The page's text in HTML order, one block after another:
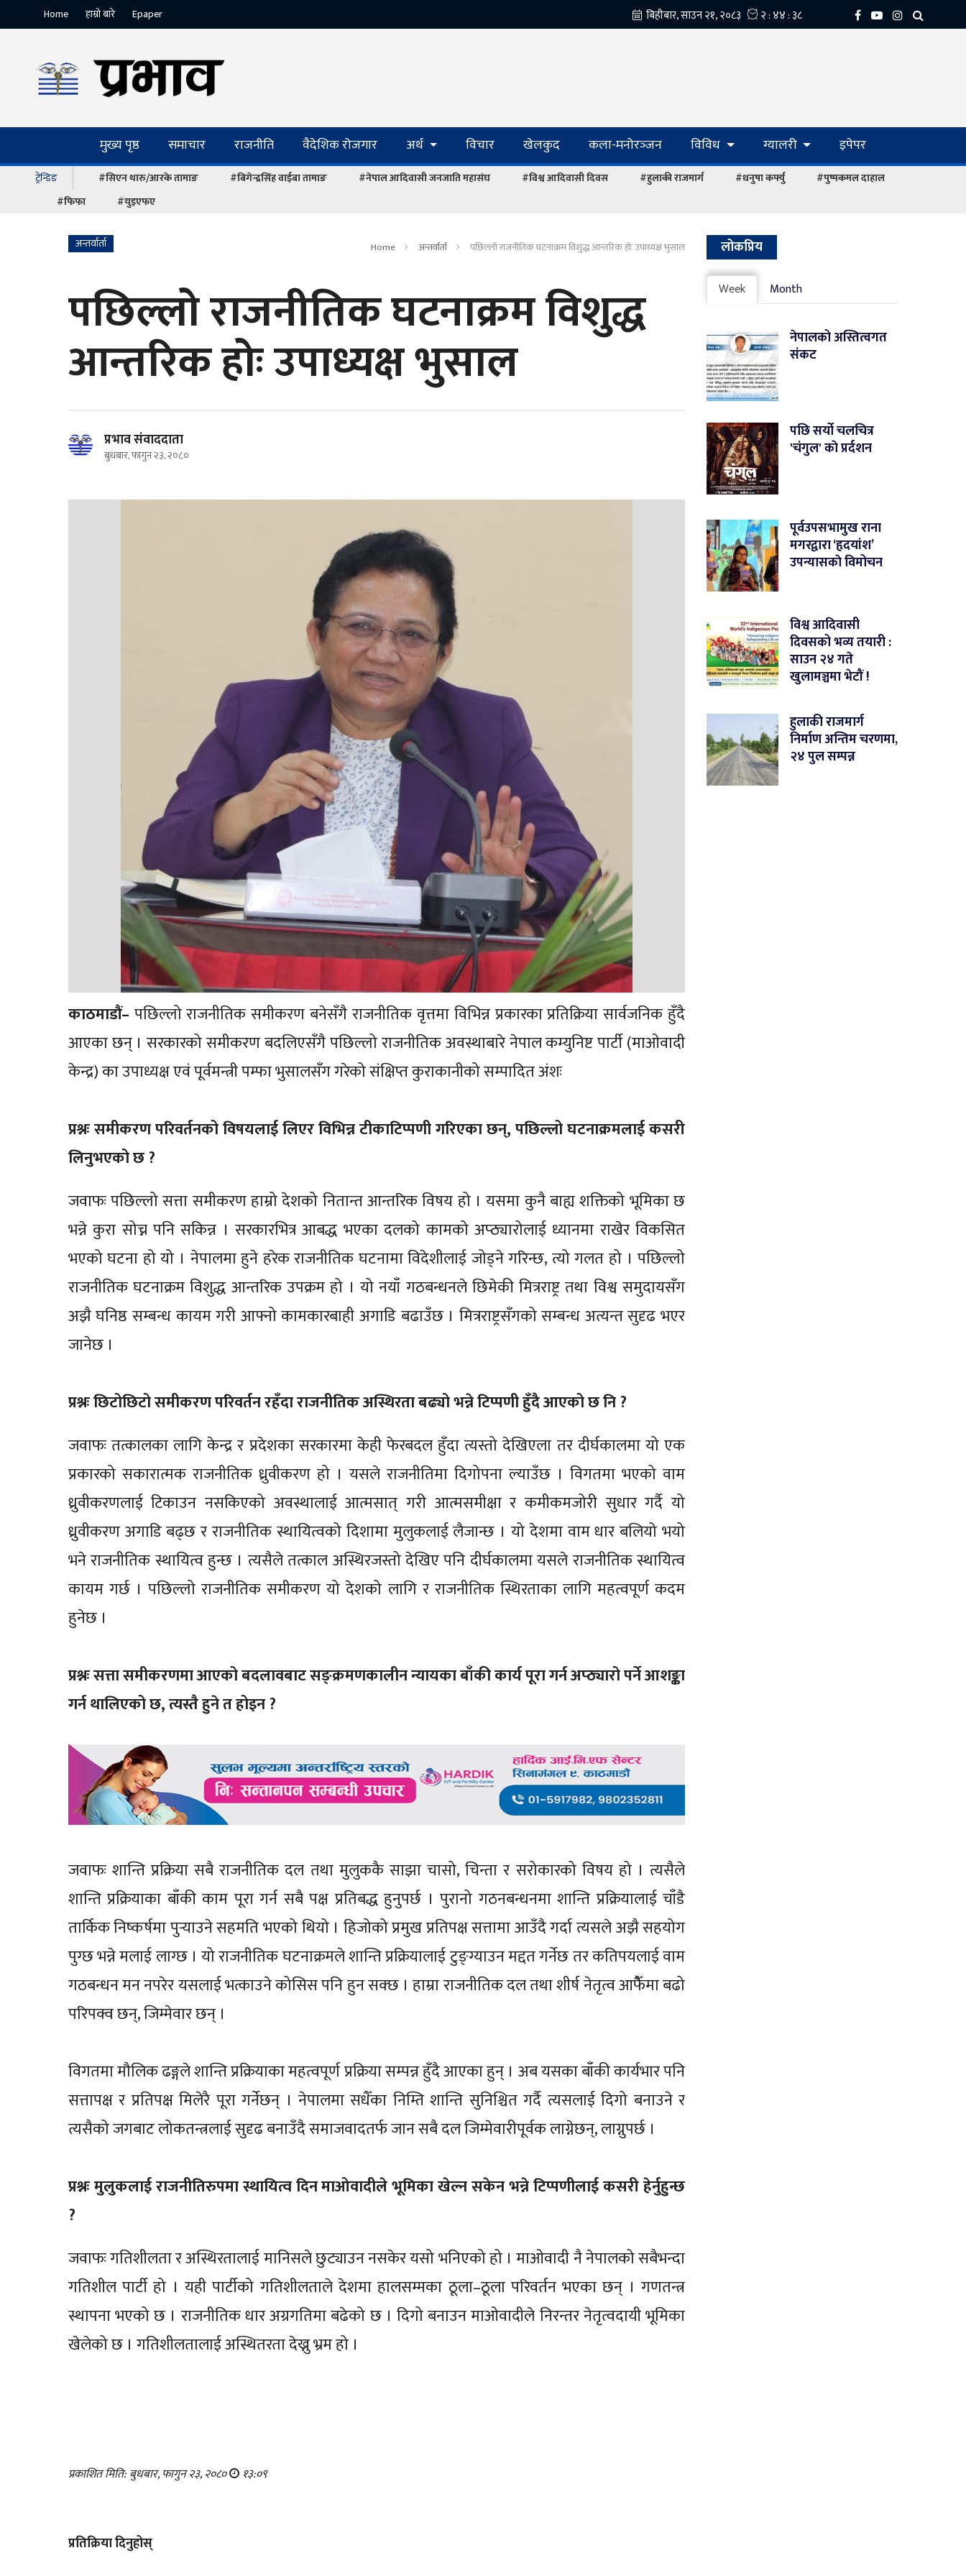
Home हाम्रो बारे Epaper
मुख्य पृष्ठ समाचार राजनीति वैदेशिक रोजगार अर्थ विचार खेलकुद कला-मनोरञ्‍जन विविध ग्यालरी इपेपर
ट्रेन्डिङ #सिएन थारु/आरके तामाङ #बिगेन्द्रसिंह वाईबा तामाङ #नेपाल आदिवासी जनजाति महासंघ #विश्व आदिवासी दिवस #हुलाकी राजमार्ग #धनुषा कर्फ्यु
#पुष्पकमल दाहाल
#फिफा
#युइएफए
अन्तर्वार्ता Home अन्तर्वार्ता पछिल्लो राजनीतिक घटनाक्रम विशुद्ध आन्तरिक होः उपाध्यक्ष भुसाल
पछिल्लो राजनीतिक घटनाक्रम विशुद्ध
आन्तरिक होः उपाध्यक्ष भुसाल
प्रभाव संवाददाता
बुधबार, फागुन २३, २०८०
काठमाडौं– पछिल्लो राजनीतिक समीकरण बनेसँगै राजनीतिक वृत्तमा विभिन्न प्रकारका प्रतिक्रिया सार्वजनिक हुँदै
आएका छन् । सरकारको समीकरण बदलिएसँगै पछिल्लो राजनीतिक अवस्थाबारे नेपाल कम्युनिष्ट पार्टी (माओवादी
केन्द्र) का उपाध्यक्ष एवं पूर्वमन्त्री पम्फा भुसालसँग गरेको संक्षिप्त कुराकानीको सम्पादित अंशः
प्रश्नः समीकरण परिवर्तनको विषयलाई लिएर विभिन्न टीकाटिप्पणी गरिएका छन्, पछिल्लो घटनाक्रमलाई कसरी
लिनुभएको छ ?
जवाफः पछिल्लो सत्ता समीकरण हाम्रो देशको नितान्त आन्तरिक विषय हो । यसमा कुनै बाह्य शक्तिको भूमिका छ
भन्ने कुरा सोच्न पनि सकिन्न । सरकारभित्र आबद्ध भएका दलको कामको अप्ठ्यारोलाई ध्यानमा राखेर विकसित
भएको घटना हो यो । नेपालमा हुने हरेक राजनीतिक घटनामा विदेशीलाई जोड्ने गरिन्छ, त्यो गलत हो । पछिल्लो
राजनीतिक घटनाक्रम विशुद्ध आन्तरिक उपक्रम हो । यो नयाँ गठबन्धनले छिमेकी मित्रराष्ट्र तथा विश्व समुदायसँग
अझै घनिष्ठ सम्बन्ध कायम गरी आफ्नो कामकारबाही अगाडि बढाउँछ । मित्रराष्ट्रसँगको सम्बन्ध अत्यन्त सुदृढ भएर
जानेछ ।
प्रश्नः छिटोछिटो समीकरण परिवर्तन रहँदा राजनीतिक अस्थिरता बढ्यो भन्ने टिप्पणी हुँदै आएको छ नि ?
जवाफः तत्कालका लागि केन्द्र र प्रदेशका सरकारमा केही फेरबदल हुँदा त्यस्तो देखिएला तर दीर्घकालमा यो एक
प्रकारको सकारात्मक राजनीतिक ध्रुवीकरण हो । यसले राजनीतिमा दिगोपना ल्याउँछ । विगतमा भएको वाम
ध्रुवीकरणलाई टिकाउन नसकिएको अवस्थालाई आत्मसात् गरी आत्मसमीक्षा र कमीकमजोरी सुधार गर्दै यो
ध्रुवीकरण अगाडि बढ्छ र राजनीतिक स्थायित्वको दिशामा मुलुकलाई लैजान्छ । यो देशमा वाम धार बलियो भयो
भने राजनीतिक स्थायित्व हुन्छ । त्यसैले तत्काल अस्थिरजस्तो देखिए पनि दीर्घकालमा यसले राजनीतिक स्थायित्व
कायम गर्छ । पछिल्लो राजनीतिक समीकरण यो देशको लागि र राजनीतिक स्थिरताका लागि महत्वपूर्ण कदम
हुनेछ ।
प्रश्नः सत्ता समीकरणमा आएको बदलावबाट सङ्क्रमणकालीन न्यायका बाँकी कार्य पूरा गर्न अप्ठ्यारो पर्ने आशङ्का
गर्न थालिएको छ, त्यस्तै हुने त होइन ?
जवाफः शान्ति प्रक्रिया सबै राजनीतिक दल तथा मुलुककै साझा चासो, चिन्ता र सरोकारको विषय हो । त्यसैले
शान्ति प्रक्रियाका बाँकी काम पूरा गर्न सबै पक्ष प्रतिबद्ध हुनुपर्छ । पुरानो गठनबन्धनमा शान्ति प्रक्रियालाई चाँडै
तार्किक निष्कर्षमा पुर्‍याउने सहमति भएको थियो । हिजोको प्रमुख प्रतिपक्ष सत्तामा आउँदै गर्दा त्यसले अझै सहयोग
पुग्छ भन्ने मलाई लाग्छ । यो राजनीतिक घटनाक्रमले शान्ति प्रक्रियालाई टुङ्ग्याउन मद्दत गर्नेछ तर कतिपयलाई वाम
गठबन्धन मन नपरेर यसलाई भत्काउने कोसिस पनि हुन सक्छ । हाम्रा राजनीतिक दल तथा शीर्ष नेतृत्व आफैैँमा बढो
परिपक्व छन्, जिम्मेवार छन् ।
विगतमा मौलिक ढङ्गले शान्ति प्रक्रियाका महत्वपूर्ण प्रक्रिया सम्पन्न हुँदै आएका हुन् । अब यसका बाँकी कार्यभार पनि
सत्तापक्ष र प्रतिपक्ष मिलेरै पूरा गर्नेछन् । नेपालमा सधैँका निम्ति शान्ति सुनिश्चित गर्दै त्यसलाई दिगो बनाउने र
त्यसैको जगबाट लोकतन्त्रलाई सुदृढ बनाउँदै समाजवादतर्फ जान सबै दल जिम्मेवारीपूर्वक लाग्नेछन्, लाग्नुपर्छ ।
प्रश्नः मुलुकलाई राजनीतिरुपमा स्थायित्व दिन माओवादीले भूमिका खेल्न सकेन भन्ने टिप्पणीलाई कसरी हेर्नुहुन्छ
?
जवाफः गतिशीलता र अस्थिरतालाई मानिसले छुट्याउन नसकेर यसो भनिएको हो । माओवादी नै नेपालको सबैभन्दा
गतिशील पार्टी हो । यही पार्टीको गतिशीलताले देशमा हालसम्मका ठूला–ठूला परिवर्तन भएका छन् । गणतन्त्र
स्थापना भएको छ । राजनीतिक धार अग्रगतिमा बढेको छ । दिगो बनाउन माओवादीले निरन्तर नेतृत्वदायी भूमिका
खेलेको छ । गतिशीलतालाई अस्थितरता देख्नु भ्रम हो ।
प्रकाशित मिति: बुधबार, फागुन २३, २०८० १३:०९
प्रतिक्रिया दिनुहोस्
लोकप्रिय
Week Month
नेपालको अस्तित्वगत
संकट
पछि सर्यो चलचित्र
'चंगुल' काे प्रर्दशन
पूर्वउपसभामुख राना
मगरद्वारा ‘हृदयांश’
उपन्यासकाे विमोचन
विश्व आदिवासी
दिवसको भव्य तयारी :
साउन २४ गते
खुलामञ्चमा भेटौं !
हुलाकी राजमार्ग
निर्माण अन्तिम चरणमा,
२४ पुल सम्पन्न